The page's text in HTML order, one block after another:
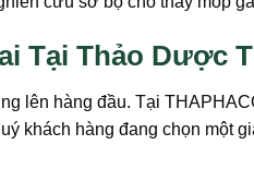
Tại Thảo Dược
lên hàng đầu. Tại
khách hàng đang chọn một